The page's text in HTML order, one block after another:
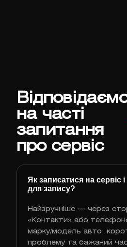
на часті
запитання
про сервіс
Як записатися на сервіс
для запису?
Найзручніше — через
«Контакти» або
марку/модель авто,
проблему та бажаний